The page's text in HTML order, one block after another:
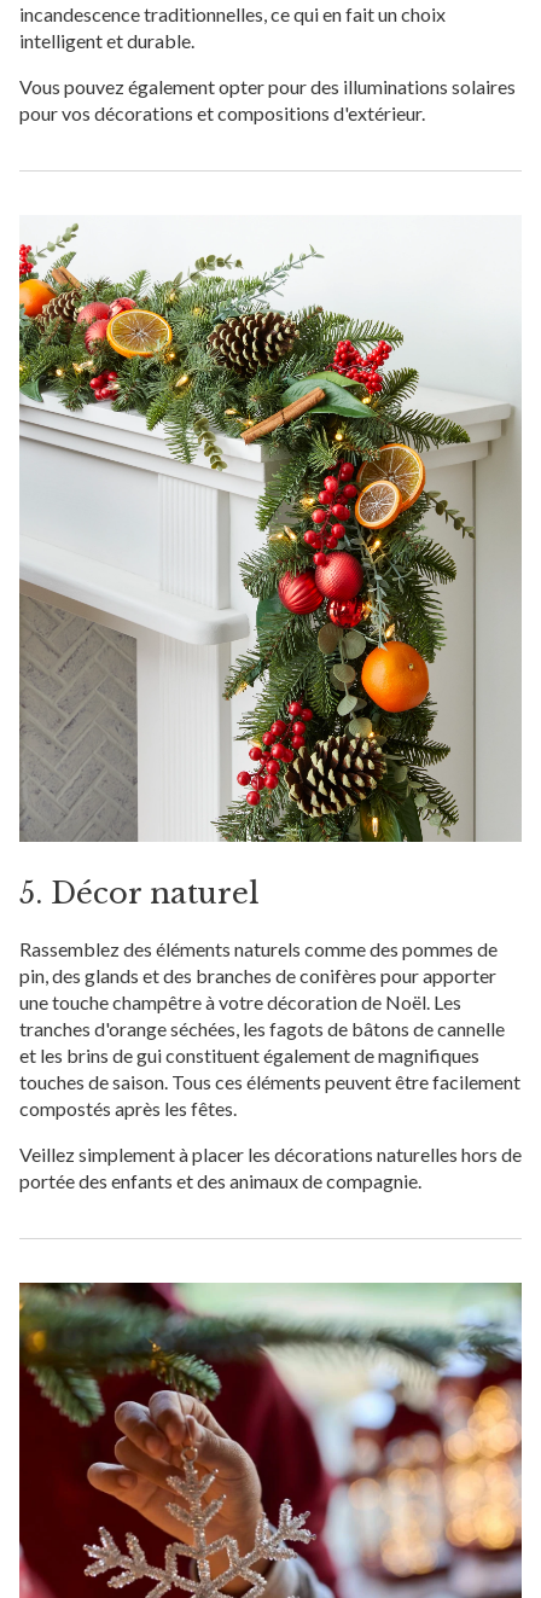
incandescence traditionnelles, ce qui en fait un choix
intelligent et durable.
Vous pouvez également opter pour des illuminations solaires
pour vos décorations et compositions d'extérieur.
5. Décor naturel
Rassemblez des éléments naturels comme des pommes de
pin, des glands et des branches de conifères pour apporter
une touche champêtre à votre décoration de Noël. Les
tranches d'orange séchées, les fagots de bâtons de cannelle
et les brins de gui constituent également de magnifiques
touches de saison. Tous ces éléments peuvent être facilement
compostés après les fêtes.
Veillez simplement à placer les décorations naturelles hors de
portée des enfants et des animaux de compagnie.